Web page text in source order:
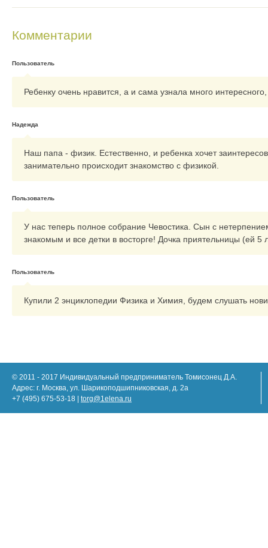
Комментарии
Пользователь
Ребенку очень нравится, а и сама узнала много
Надежда
Наш папа - физик. Естественно, и ребенка хочет
занимательно происходит знакомство с физикой.
Пользователь
У нас теперь полное собрание Чевостика. Сын с
знакомым и все детки в восторге! Дочка приятельницы (ей
Пользователь
Купили 2 энциклопедии Физика и Химия, будем слушать
© 2011 - 2017 Индивидуальный предприниматель Томисонец Д.А.
Адрес: г. Москва, ул. Шарикоподшипниковская, д. 2а
+7 (495) 675-53-18 | torg@1elena.ru